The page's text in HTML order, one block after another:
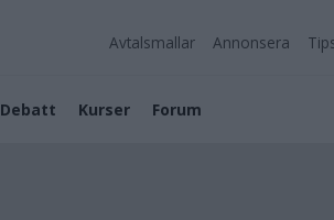
Avtalsmallar Annonsera
Debatt Kurser Forum